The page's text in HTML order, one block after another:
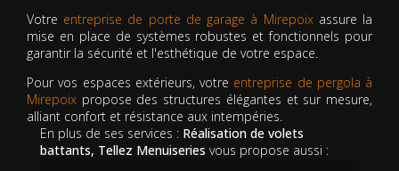
Votre entreprise de porte de garage à Mirepoixassure la
mise en place de systèmes robustes et fonctionnels pour
garantir la sécurité et l'esthétique de votre espace.
Pour vos espaces extérieurs, votre entreprise de pergola à
Mirepoix propose des structures élégantes et sur mesure,
alliant confort et résistance aux intempéries.
En plus de ses services : Réalisation de volets
battants, Tellez Menuiseries vous propose aussi :